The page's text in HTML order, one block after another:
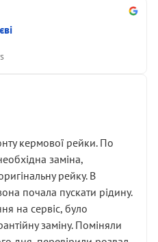
кермової рейки. По
заміна,
рейку. В
почала пускати рідину.
на сервіс, було
заміну. Поміняли